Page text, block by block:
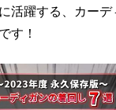
活躍する、カー
す！